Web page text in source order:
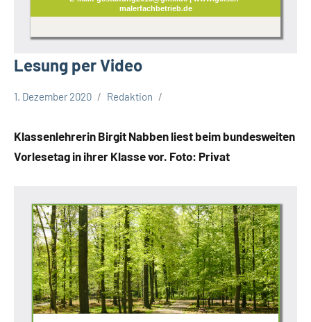
malerfachbetrieb.de
Lesung per Video
1. Dezember 2020 Redaktion
Klassenlehrerin Birgit Nabben liest beim bundesweiten
Vorlesetag in ihrer Klasse vor. Foto: Privat